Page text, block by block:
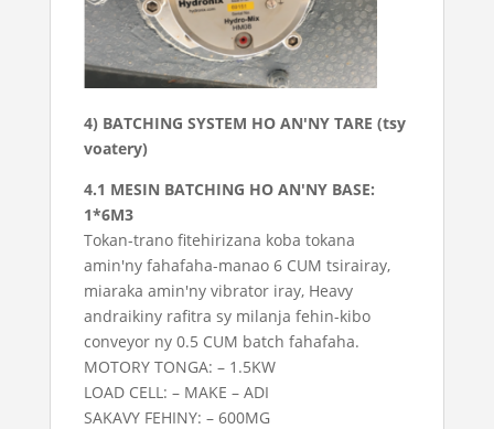
4) BATCHING SYSTEM HO AN'NY TARE (tsy
voatery)
4.1 MESIN BATCHING HO AN'NY BASE:
1*6M3
Tokan-trano fitehirizana koba tokana
amin'ny fahafaha-manao 6 CUM tsirairay,
miaraka amin'ny vibrator iray, Heavy
andraikiny rafitra sy milanja fehin-kibo
conveyor ny 0.5 CUM batch fahafaha.
MOTORY TONGA: – 1.5KW
LOAD CELL: – MAKE – ADI
SAKAVY FEHINY: – 600MG